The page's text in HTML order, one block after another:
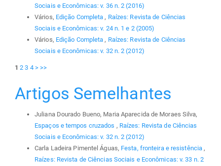
Sociais e Econômicas: v. 36 n. 2 (2016)
Vários, Edição Completa , Raízes: Revista de Ciências
Sociais e Econômicas: v. 24 n. 1 e 2 (2005)
Vários, Edição Completa , Raízes: Revista de Ciências
Sociais e Econômicas: v. 32 n. 2 (2012)
1 2 3 4 > >>
Artigos Semelhantes
Juliana Dourado Bueno, Maria Aparecida de Moraes Silva,
Espaços e tempos cruzados , Raízes: Revista de Ciências
Sociais e Econômicas: v. 32 n. 2 (2012)
Carla Ladeira Pimentel Águas, Festa, fronteira e resistência ,
Raízes: Revista de Ciências Sociais e Econômicas: v. 33 n. 2